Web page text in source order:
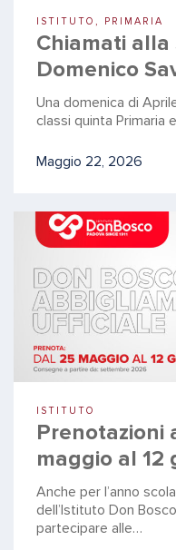
ISTITUTO, PRIMARIA
Chiamati
Domenico
Una domenica di
classi quinta Primaria
Maggio 22, 2026
ISTITUTO
Prenotazioni
maggio al 12
Anche per l’anno
dell’Istituto Don
partecipare alle…